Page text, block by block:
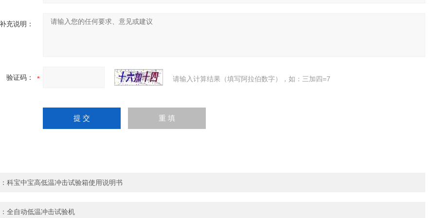
补充说明：
验证码： 请输入计算结果（填写阿拉伯数字），如：三加四=7
科宝中宝高低温冲击试验箱使用说明书
全自动低温冲击试验机